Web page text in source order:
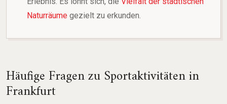
Naturräume gezielt zu erkunden.
Häufige Fragen zu Sportaktivitäten in
Frankfurt